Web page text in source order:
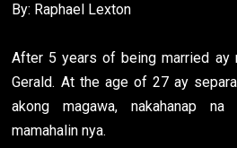
By: Raphael Lexton
After 5 years of being married ay
Gerald. At the age of 27 ay
akong magawa, nakahanap
mamahalin nya.